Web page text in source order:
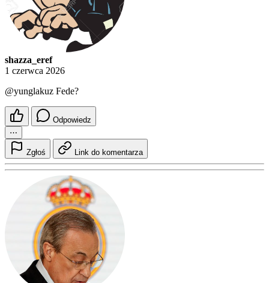
shazza_eref
1 czerwca 2026
@yunglakuz Fede?
Odpowiedz
⋯
Zgłoś Link do komentarza